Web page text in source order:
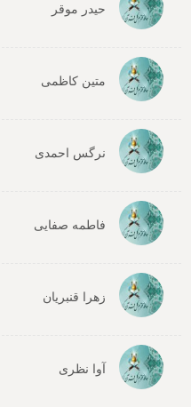
حیدر موقر
متین کاظمی
نرگس احمدی
فاطمه صفایی
زهرا قنبریان
آوا نظری